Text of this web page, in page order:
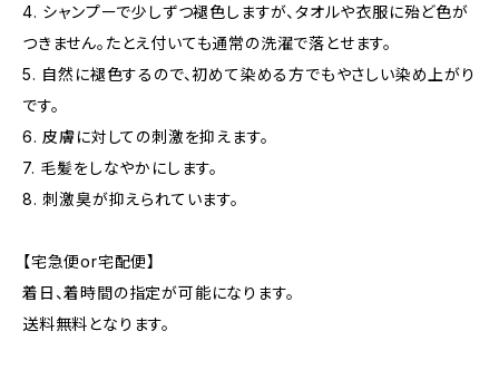
4. シャンプーで少しずつ褪色しますが、タオルや衣服に殆ど色が
つきません。たとえ付いても通常の洗濯で落とせます。
5. 自然に褪色するので、初めて染める方でもやさしい染め上がり
です。
6. 皮膚に対しての刺激を抑えます。
7. 毛髪をしなやかにします。
8. 刺激臭が抑えられています。
【宅急便or宅配便】
着日、着時間の指定が可能になります。
送料無料となります。